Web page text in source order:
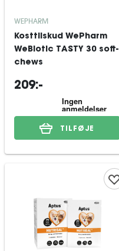
WEPHARM
Kosttilskud WePharm
WeBiotic TASTY 30 soft-
chews
209:-
TILFØJE